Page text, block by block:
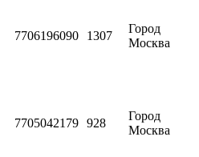
7706196090 1307
Город
Москва
7705042179 928
Город
Москва